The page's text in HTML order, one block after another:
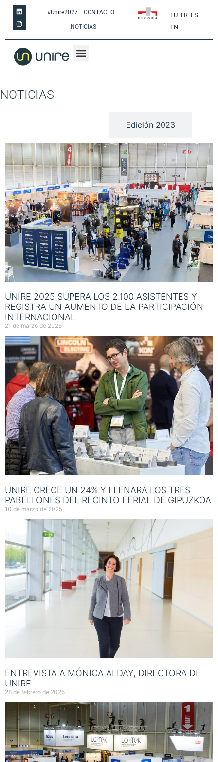
#Unire2027 CONTACTO
NOTICIAS
EU FR ES
EN
NOTICIAS
Edición 2023
UNIRE 2025 SUPERA LOS 2.100 ASISTENTES Y
REGISTRA UN AUMENTO DE LA PARTICIPACIÓN
INTERNACIONAL
21 de marzo de 2025
UNIRE CRECE UN 24% Y LLENARÁ LOS TRES
PABELLONES DEL RECINTO FERIAL DE GIPUZKOA
10 de marzo de 2025
ENTREVISTA A MÓNICA ALDAY, DIRECTORA DE
UNIRE
28 de febrero de 2025